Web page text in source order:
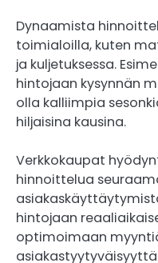
Dynaamista
toimialoilla, kuten
ja kuljetuksessa.
hintojaan kysynnän
olla kalliimpia
hiljaisina kausina.
Verkkokaupat
hinnoittelua
hintojaan
optimoimaan